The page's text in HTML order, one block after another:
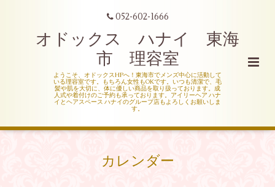
052-602-1666
オドックス ハナイ 東海
市 理容室
ようこそ、オドックスHPへ！東海市でメンズ中心に活動して
いる理容室です。もちろん女性もOKです。いつも清潔で、毛
髪や肌を大切に、体に優しい商品を取り扱っております。成
人式や着付けのご予約も承っております。アイリーヘア ハナ
イとヘアスペース ハナイのグループ店もよろしくお願いしま
す。
カレンダー